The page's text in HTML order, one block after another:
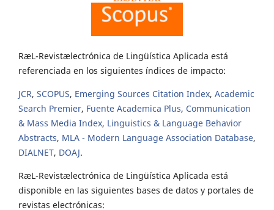
RæL-Revistælectrónica de Lingüística Aplicada está
referenciada en los siguientes índices de impacto:
JCR, SCOPUS, Emerging Sources Citation Index, Academic
Search Premier, Fuente Academica Plus, Communication
& Mass Media Index, Linguistics & Language Behavior
Abstracts, MLA - Modern Language Association Database,
DIALNET, DOAJ.
RæL-Revistælectrónica de Lingüística Aplicada está
disponible en las siguientes bases de datos y portales de
revistas electrónicas: